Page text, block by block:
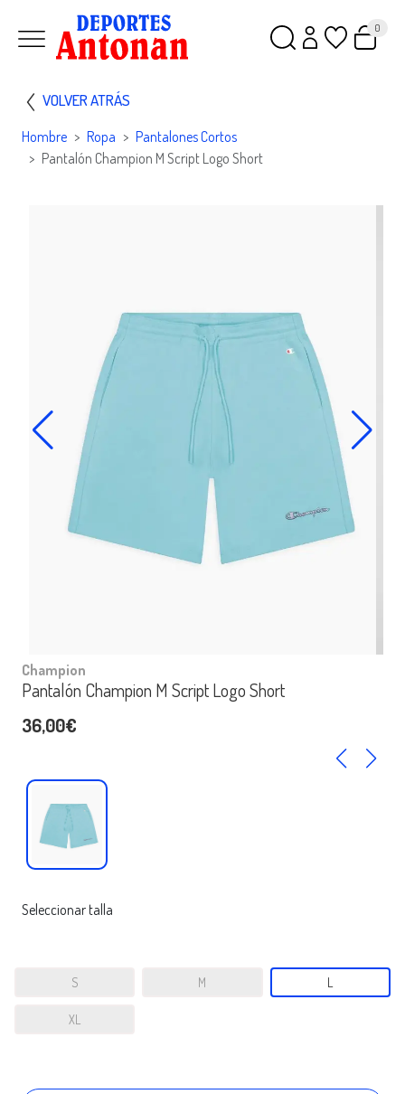
0
VOLVER ATRÁS
Hombre Ropa
Pantalones Cortos
Pantalón Champion M Script Logo Short
Champion
Pantalón Champion M Script Logo Short
36,00€
Seleccionar talla
S M L
XL